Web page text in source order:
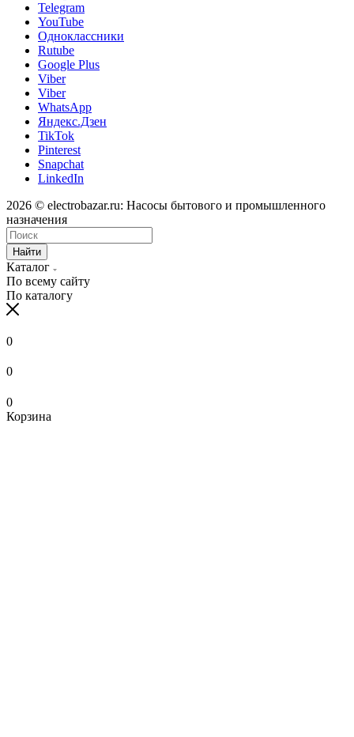
Telegram
YouTube
Одноклассники
Rutube
Google Plus
Viber
Viber
WhatsApp
Яндекс.Дзен
TikTok
Pinterest
Snapchat
LinkedIn
2026 © electrobazar.ru: Насосы бытового и промышленного
назначения
Найти
Каталог
По всему сайту
По каталогу
0
0
0
Корзина